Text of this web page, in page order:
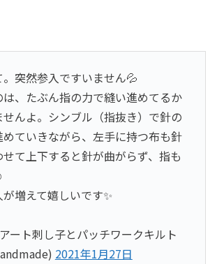
突然参入ですいません💦
、たぶん指の力で縫い進めてるか
せんよ。シンブル（指抜き）で針の
ていきながら、左手に持つ布も針
て上下すると針が曲がらず、指も
増えて嬉しいです✨
ート刺し子とパッチワークキルト
2021年1月27日